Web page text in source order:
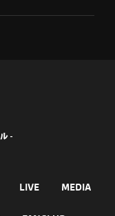
LIVE MEDIA